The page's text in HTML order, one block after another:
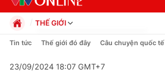
THẾ GIỚI
Chính trị
Pháp luật
Tin tức Thế giới đó đây Câu chuyện quốc tế
23/09/2024 18:07 GMT+7